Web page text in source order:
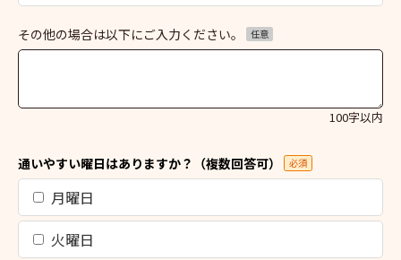
その他の場合は以下にご入力ください。 任意
100字以内
通いやすい曜日はありますか？（複数回答可） 必須
月曜日
火曜日